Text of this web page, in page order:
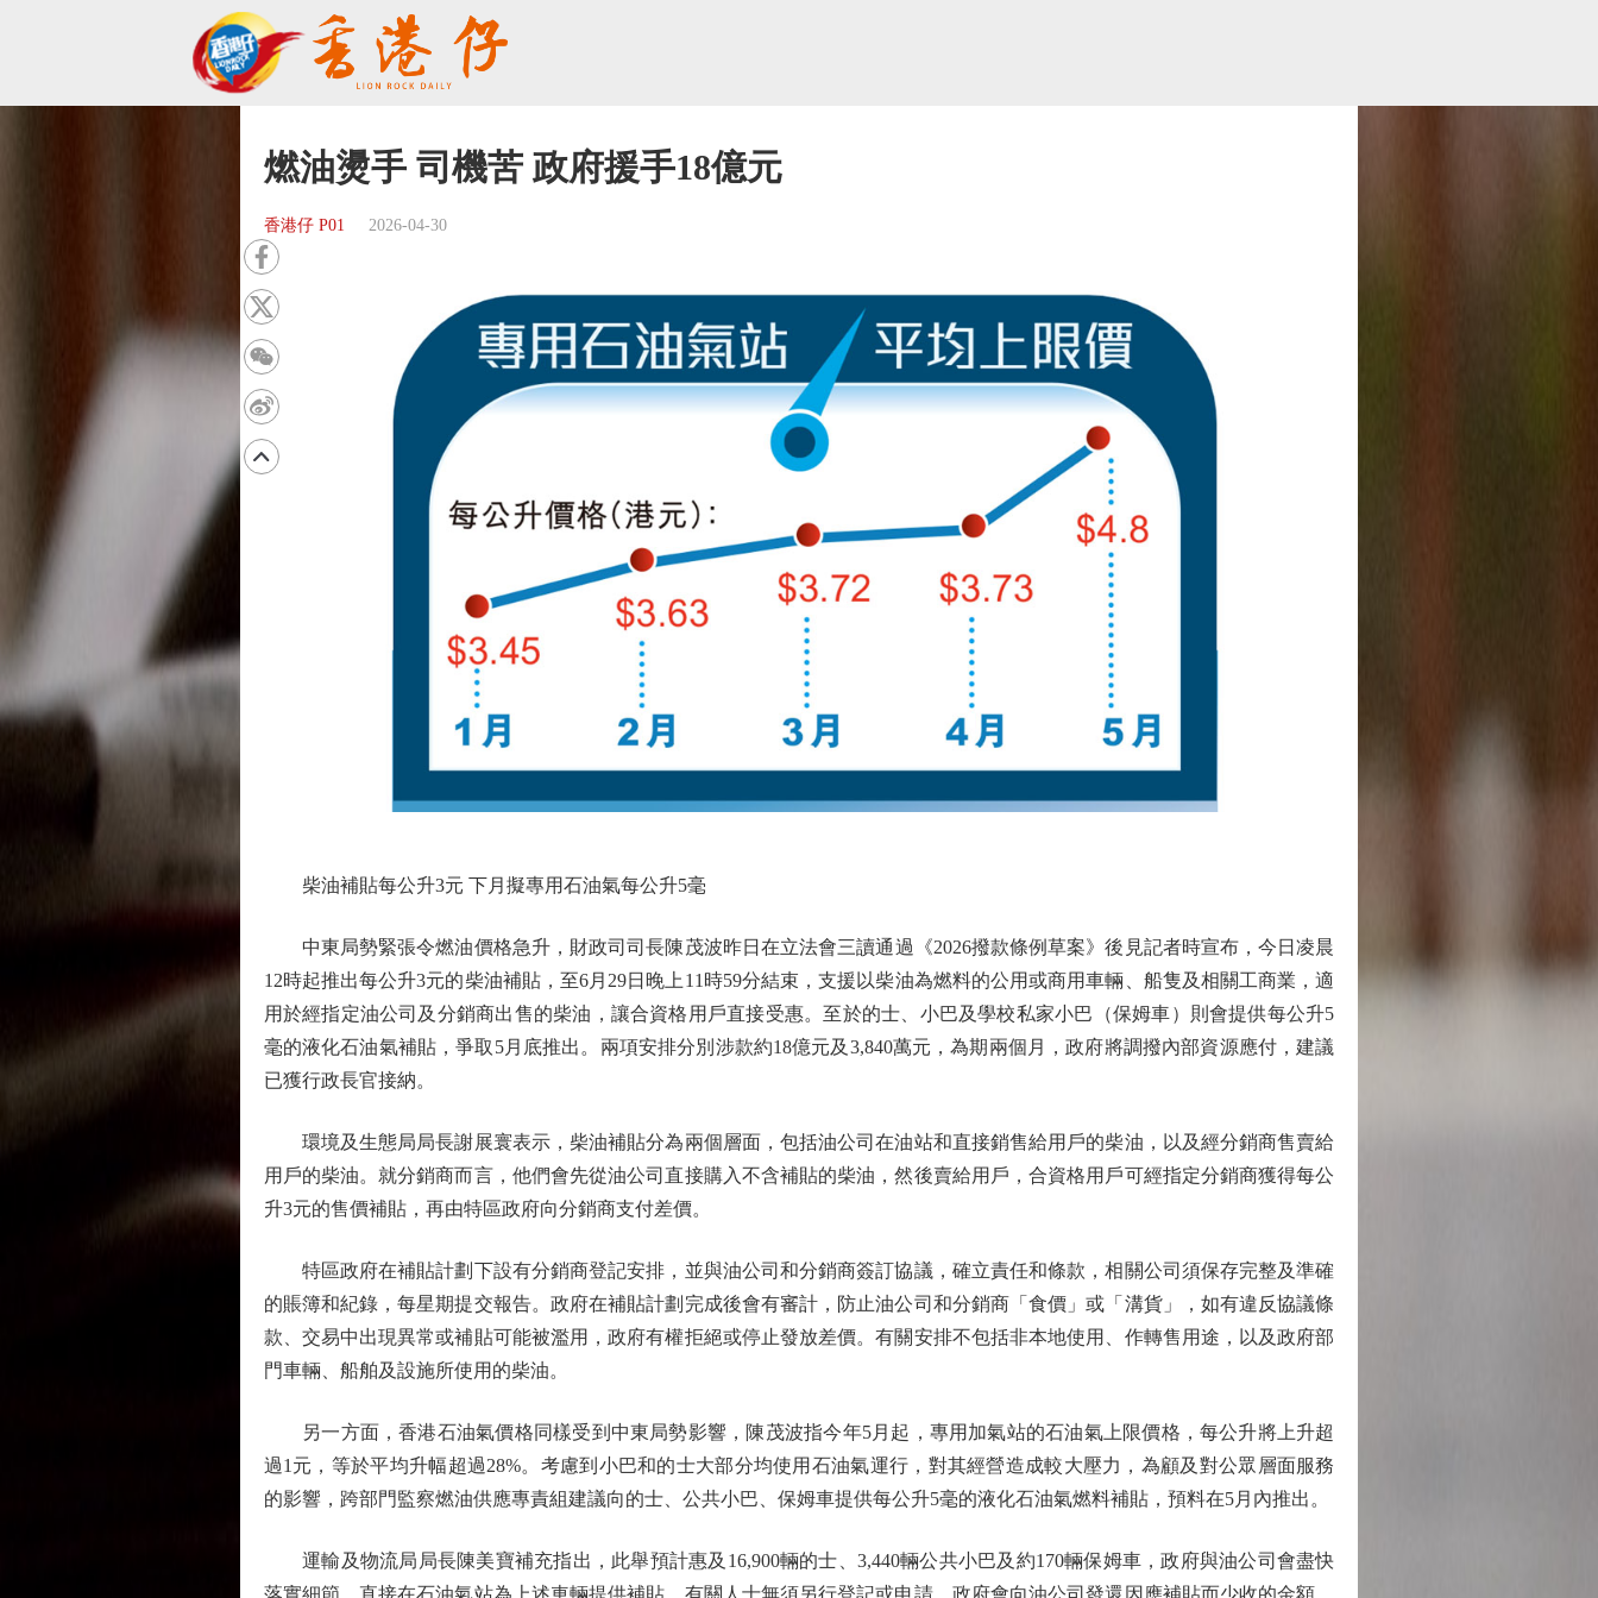
燃油燙手 司機苦 政府援手18億元
香港仔 P01 2026-04-30
柴油補貼每公升3元 下月擬專用石油氣每公升5毫
中東局勢緊張令燃油價格急升，財政司司長陳茂波昨日在立法會三讀通過《2026撥款條例草案》後見記者時宣布，今日凌晨
12時起推出每公升3元的柴油補貼，至6月29日晚上11時59分結束，支援以柴油為燃料的公用或商用車輛、船隻及相關工商業，適
用於經指定油公司及分銷商出售的柴油，讓合資格用戶直接受惠。至於的士、小巴及學校私家小巴（保姆車）則會提供每公升5
毫的液化石油氣補貼，爭取5月底推出。兩項安排分別涉款約18億元及3,840萬元，為期兩個月，政府將調撥內部資源應付，建議
已獲行政長官接納。
環境及生態局局長謝展寰表示，柴油補貼分為兩個層面，包括油公司在油站和直接銷售給用戶的柴油，以及經分銷商售賣給
用戶的柴油。就分銷商而言，他們會先從油公司直接購入不含補貼的柴油，然後賣給用戶，合資格用戶可經指定分銷商獲得每公
升3元的售價補貼，再由特區政府向分銷商支付差價。
特區政府在補貼計劃下設有分銷商登記安排，並與油公司和分銷商簽訂協議，確立責任和條款，相關公司須保存完整及準確
的賬簿和紀錄，每星期提交報告。政府在補貼計劃完成後會有審計，防止油公司和分銷商「食價」或「溝貨」，如有違反協議條
款、交易中出現異常或補貼可能被濫用，政府有權拒絕或停止發放差價。有關安排不包括非本地使用、作轉售用途，以及政府部
門車輛、船舶及設施所使用的柴油。
另一方面，香港石油氣價格同樣受到中東局勢影響，陳茂波指今年5月起，專用加氣站的石油氣上限價格，每公升將上升超
過1元，等於平均升幅超過28%。考慮到小巴和的士大部分均使用石油氣運行，對其經營造成較大壓力，為顧及對公眾層面服務
的影響，跨部門監察燃油供應專責組建議向的士、公共小巴、保姆車提供每公升5毫的液化石油氣燃料補貼，預料在5月內推出。
運輸及物流局局長陳美寶補充指出，此舉預計惠及16,900輛的士、3,440輛公共小巴及約170輛保姆車，政府與油公司會盡快
落實細節，直接在石油氣站為上述車輛提供補貼，有關人士無須另行登記或申請，政府會向油公司發還因應補貼而少收的金額，